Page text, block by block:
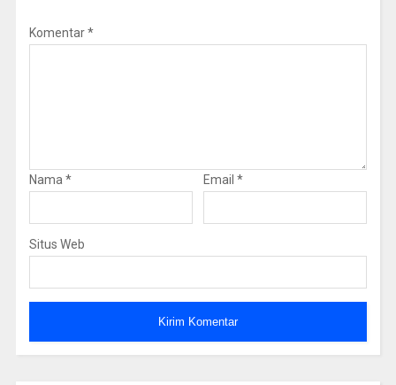
Komentar*
Nama * Email *
Situs Web